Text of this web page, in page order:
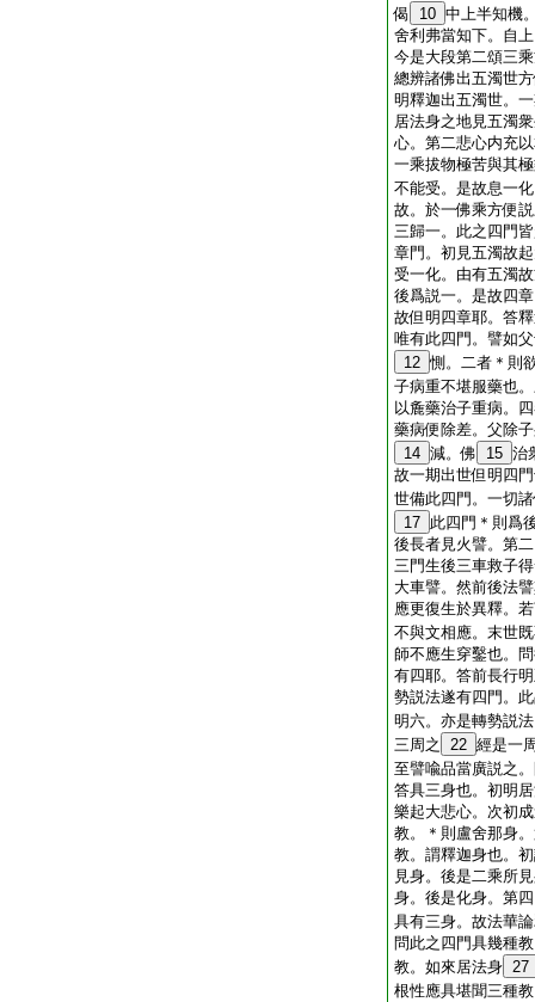
偈
10 中上半知機
舍利弗當知下。自
今是大段第二頌三
總辨諸佛出五濁世
明釋迦出五濁世。
居法身之地見五濁
心。第二悲心内充
一乘拔物極苦與其
不能受。是故息一
故。於一佛乘方便
三歸一。此之四門
章門。初見五濁故
受一化。由有五濁
後爲説一。是故四
故但明四章耶。答
唯有此四門。譬如
12 惻。二者＊則
子病重不堪服藥也
以麁藥治子重病。
藥病便除差。父除
14 減。佛 15 治
故一期出世但明四
世備此四門。一切
17 此四門＊則爲
後長者見火譬。第
三門生後三車救子
大車譬。然前後法
應更復生於異釋。
不與文相應。末世
師不應生穿鑿也。
有四耶。答前長行
勢説法遂有四門。
明六。亦是轉勢説
三周之
22 經是一
至譬喩品當廣説之
答具三身也。初明
樂起大悲心。次初
教。＊則盧舍那身
教。謂釋迦身也。
見身。後是二乘所
身。後是化身。第
具有三身。故法華
問此之四門具幾種
教。如來居法身 27
根性應具堪聞三種